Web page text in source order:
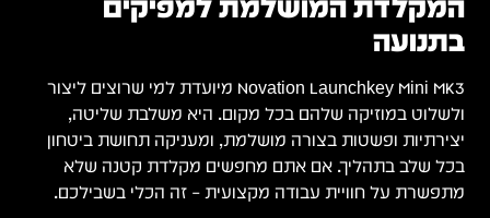
בתנועה
Novation Launchkey Mini MK3 מיועדת למי שרוצים ליצור
ולשלוט במוזיקה שלהם בכל מקום. היא משלבת שליטה,
יצירתיות ופשטות בצורה מושלמת, ומעניקה תחושת ביטחון
בכל שלב בתהליך. אם אתם מחפשים מקלדת קטנה שלא
מתפשרת על חוויית עבודה מקצועית – זה הכלי בשבילכם.